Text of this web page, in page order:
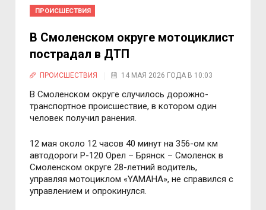
ПРОИСШЕСТВИЯ
В Смоленском округе мотоциклист
пострадал в ДТП
ПРОИСШЕСТВИЯ 14 МАЯ 2026 ГОДА В 10:03
В Смоленском округе случилось дорожно-
транспортное происшествие, в котором один
человек получил ранения.
12 мая около 12 часов 40 минут на 356-ом км
автодороги Р-120 Орел – Брянск – Смоленск в
Смоленском округе 28-летний водитель,
управляя мотоциклом «YAMAHA», не справился с
управлением и опрокинулся.